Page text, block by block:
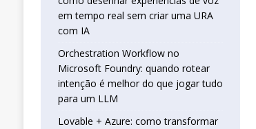
em tempo real sem criar uma URA
com IA
Orchestration Workflow no
Microsoft Foundry: quando rotear
intenção é melhor do que jogar tudo
para um LLM
Lovable + Azure: como transformar